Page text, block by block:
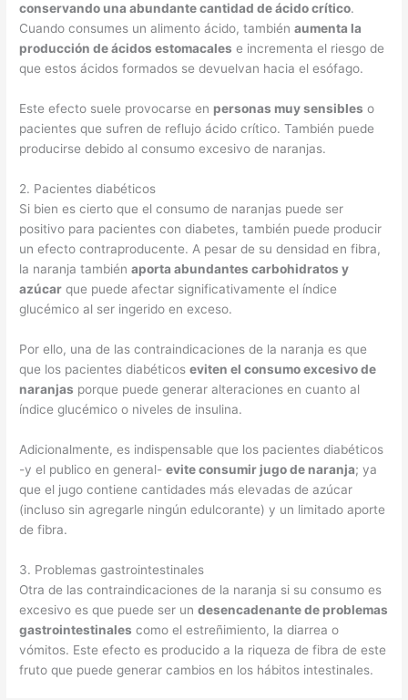
conservando una abundante cantidad de ácido crítico.
Cuando consumes un alimento ácido, tambiénaumenta la
producción de ácidos estomacales e incrementa el riesgo de
que estos ácidos formados se devuelvan hacia el esófago.
Este efecto suele provocarse en personas muy sensibles o
pacientes que sufren de reflujo ácido crítico. También puede
producirse debido al consumo excesivo de naranjas.
2. Pacientes diabéticos
Si bien es cierto que el consumo de naranjas puede ser
positivo para pacientes con diabetes, también puede producir
un efecto contraproducente. A pesar de su densidad en fibra,
la naranja tambiénaporta abundantes carbohidratos y
azúcar que puede afectar significativamente el índice
glucémico al ser ingerido en exceso.
Por ello, una de las contraindicaciones de la naranja es que
que los pacientes diabéticoseviten el consumo excesivo de
naranjas porque puede generar alteraciones en cuanto al
índice glucémico o niveles de insulina.
Adicionalmente, es indispensable que los pacientes diabéticos
-y el publico en general-evite consumir jugo de naranja; ya
que el jugo contiene cantidades más elevadas de azúcar
(incluso sin agregarle ningún edulcorante) y un limitado aporte
de fibra.
3. Problemas gastrointestinales
Otra de las contraindicaciones de la naranja si su consumo es
excesivo es que puede ser undesencadenante de problemas
gastrointestinales como el estreñimiento, la diarrea o
vómitos. Este efecto es producido a la riqueza de fibra de este
fruto que puede generar cambios en los hábitos intestinales.